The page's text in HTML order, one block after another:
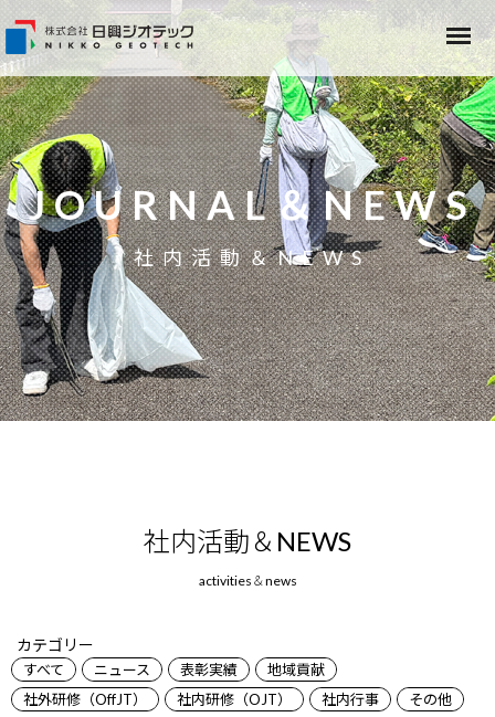
JOURNAL＆NEWS
社内活動＆NEWS
カテゴリー
すべて ニュース 表彰実績
地域貢献
社外研修（OffJT）
社内研修（OJT） 社内行事 その他